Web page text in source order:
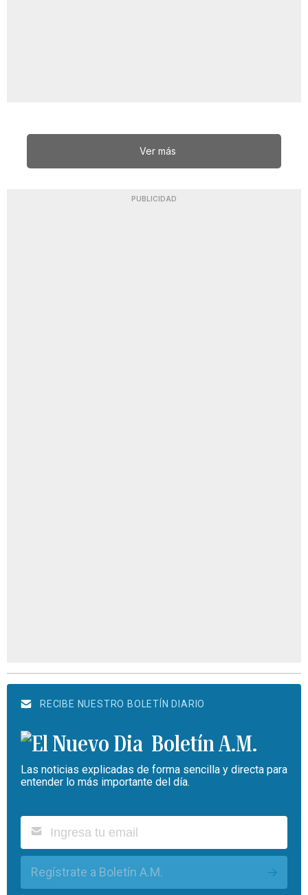
Ver más
PUBLICIDAD
RECIBE NUESTRO BOLETÍN DIARIO
Boletín A.M.
Las noticias explicadas de forma sencilla y directa para
entender lo más importante del día.
Regístrate a Boletín A.M.